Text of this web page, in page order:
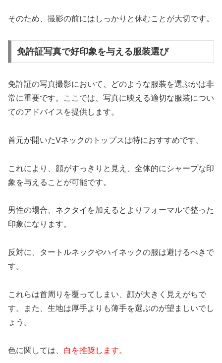
そのため、撮影の前にはしっかりと休むことが大切です。
免許証写真で好印象を与える服装選び
免許証の写真撮影において、どのような服装を選ぶかは非
常に重要です。ここでは、写真に映える適切な服装につい
てのアドバイスを提供します。
首元が開いたVネックのトップスは特におすすめです。
これにより、顔がすっきりと見え、全体的にシャープな印
象を与えることが可能です。
男性の場合、ネクタイを加えるとよりフォーマルで整った
印象になります。
反対に、タートルネックやハイネックの服は避けるべきで
す。
これらは首周りを覆ってしまい、顔が大きく見えがちで
す。また、生地は厚手よりも薄手を選ぶのが望ましいでし
ょう。
色に関しては、 白を推奨します。